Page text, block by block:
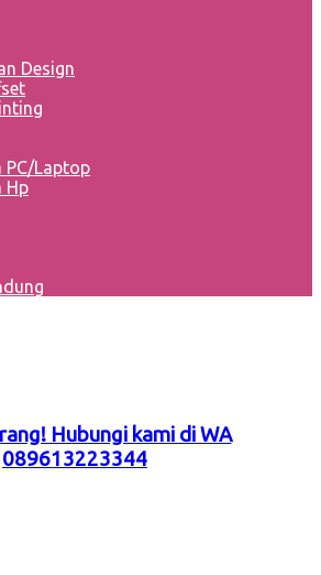
Design
PC/Laptop
Hp
Hubungi kami di WA
089613223344